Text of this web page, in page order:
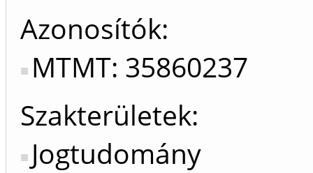
Azonosítók
MTMT: 35860237
Szakterületek:
Jogtudomány